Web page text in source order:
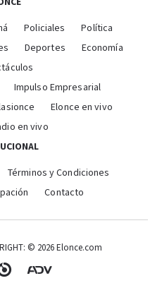
Policiales
Política
Deportes
Economía
Impulso Empresarial
Elonce en vivo
en vivo
Términos y Condiciones
Contacto
© 2026 Elonce.com